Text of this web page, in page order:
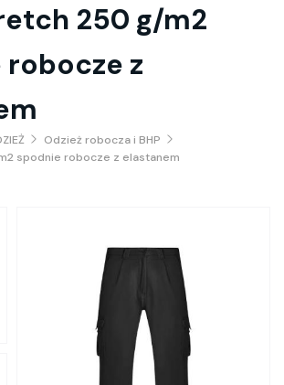
250 g/m2
z
Odzież robocza i BHP
spodnie robocze z elastanem